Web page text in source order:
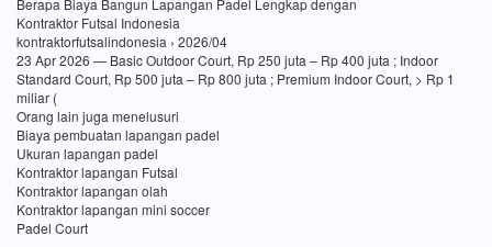
Berapa Biaya Bangun Lapangan Padel Lengkap dengan
Kontraktor Futsal Indonesia
kontraktorfutsalindonesia › 2026/04
23 Apr 2026 — Basic Outdoor Court, Rp 250 juta – Rp 400 juta ; Indoor
Standard Court, Rp 500 juta – Rp 800 juta ; Premium Indoor Court, > Rp 1
miliar (
Orang lain juga menelusuri
Biaya pembuatan lapangan padel
Ukuran lapangan padel
Kontraktor lapangan Futsal
Kontraktor lapangan olah
Kontraktor lapangan mini soccer
Padel Court